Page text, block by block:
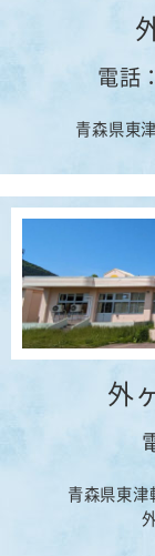
電話
青森県東
外
青森県東